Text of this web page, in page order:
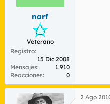
narf
Veterano
Registro
15 Dic 2008
Mensajes
1.910
Reacciones
0
2 Ago